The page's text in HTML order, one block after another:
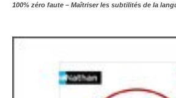
100% zéro faute – Maîtriser les subtilités de la